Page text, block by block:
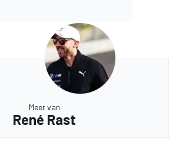
Meer van
René Rast